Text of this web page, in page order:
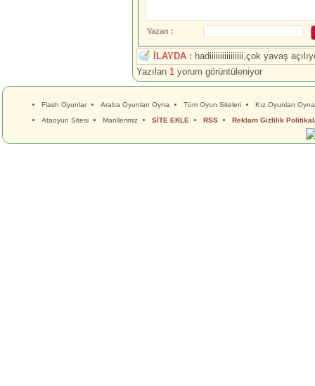
Yazan :
İLAYDA : hadiiiiiiiiiiiiiiii,çok yavaş
Yazılan 1 yorum görüntüleniyor
Flash Oyunlar Araba Oyunları Oyna Tüm Oyun Siteleri
Kız Oyunları Oyna
Ataoyun Sitesi
Manilerimiz SİTE EKLE RSS Reklam Gizlilik